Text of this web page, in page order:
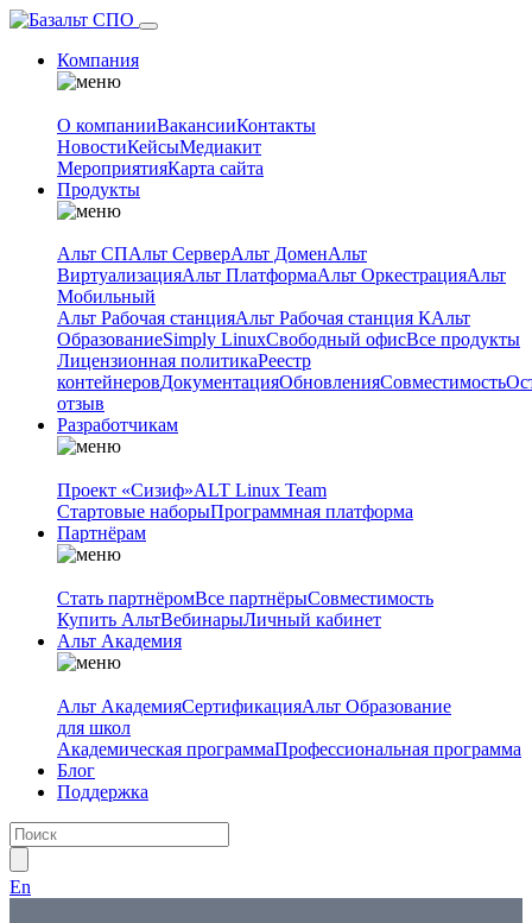
Компания
О компанииВакансииКонтакты
НовостиКейсыМедиакит
МероприятияКарта сайта
Продукты
Альт СПАльт СерверАльт ДоменАльт
ВиртуализацияАльт ПлатформаАльт ОркестрацияАльт
Мобильный
Альт Рабочая станцияАльт Рабочая станция КАльт
ОбразованиеSimply LinuxСвободный офисВсе продукты
Лицензионная политикаРеестр
контейнеровДокументацияОбновленияСовместимость
отзыв
Разработчикам
Проект «Сизиф»ALT Linux Team
Стартовые наборыПрограммная платформа
Партнёрам
Стать партнёромВсе партнёрыСовместимость
Купить АльтВебинарыЛичный кабинет
Альт Академия
Альт АкадемияСертификацияАльт Образование
для школ
Академическая программаПрофессиональная программа
Блог
Поддержка
En